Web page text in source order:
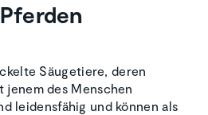
Säugetiere, deren
jenem des Menschen
leidensfähig und können als